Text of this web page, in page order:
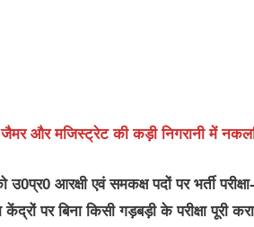
और मजिस्ट्रेट की कड़ी निगरानी में
आरक्षी एवं समकक्ष पदों पर भर्ती
पर बिना किसी गड़बड़ी के परीक्षा पूरी